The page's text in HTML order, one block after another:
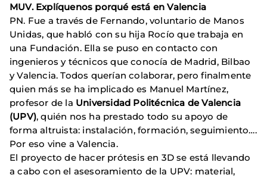
MUV. Explíquenos porqué está en Valencia
PN. Fue a través de Fernando, voluntario de Manos
Unidas, que habló con su hija Rocío que trabaja en
una Fundación. Ella se puso en contacto con
ingenieros y técnicos que conocía de Madrid, Bilbao
y Valencia. Todos querían colaborar, pero finalmente
quien más se ha implicado es Manuel Martínez,
profesor de la Universidad Politécnica de Valencia
(UPV), quién nos ha prestado todo su apoyo de
forma altruista: instalación, formación, seguimiento….
Por eso vine a Valencia.
El proyecto de hacer prótesis en 3D se está llevando
a cabo con el asesoramiento de la UPV: material,